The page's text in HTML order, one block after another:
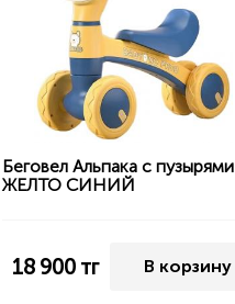
Беговел Альпака с пузырями
ЖЕЛТО СИНИЙ
18 900 тг В корзину